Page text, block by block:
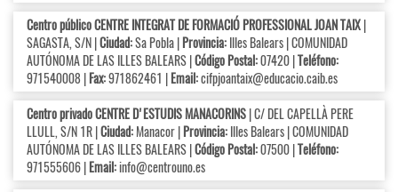
Centro público CENTRE INTEGRAT DE FORMACIÓ PROFESSIONAL JOAN TAIX|
SAGASTA, S/N |Ciudad:Sa Pobla |Provincia:Illes Balears | COMUNIDAD
AUTÓNOMA DE LAS ILLES BALEARS |Código Postal:07420 |Teléfono:
971540008 |Fax:971862461 |Email:cifpjoantaix@educacio.caib.es
Centro privado CENTRE D'ESTUDIS MANACORINS| C/ DEL CAPELLÀ PERE
LLULL, S/N 1R |Ciudad:Manacor |Provincia:Illes Balears | COMUNIDAD
AUTÓNOMA DE LAS ILLES BALEARS |Código Postal:07500 |Teléfono:
971555606 |Email:info@centrouno.es